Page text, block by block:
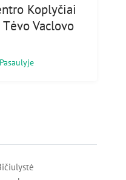
Koplyčiai
Vaclovo